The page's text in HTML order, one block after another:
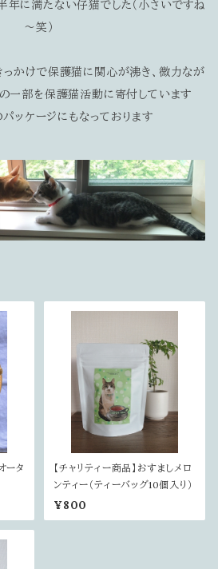
年に満たない仔猫でした（小さいですね
～笑）
っかけで保護猫に関心が沸き、微力なが
一部を保護猫活動に寄付しています
ッケージにもなっております
ータ
【チャリティー商品】おすましメロ
ンティー（ティーバッグ10個入り）
¥800